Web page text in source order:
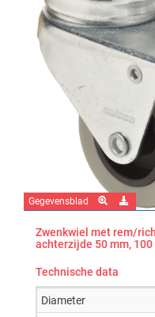
Gegevensblad
Zwenkwiel met rem/
achterzijde 50 mm, 100
Technische data
Diameter